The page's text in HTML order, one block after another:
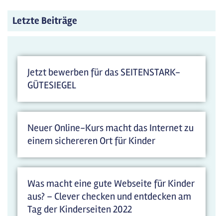
Letzte Beiträge
Jetzt bewerben für das SEITENSTARK-
GÜTESIEGEL
Neuer Online-Kurs macht das Internet zu
einem sichereren Ort für Kinder
Was macht eine gute Webseite für Kinder
aus? – Clever checken und entdecken am
Tag der Kinderseiten 2022